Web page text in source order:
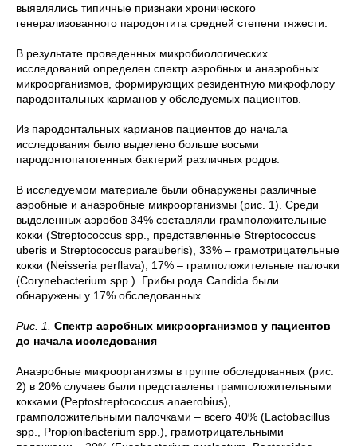
выявлялись типичные признаки хронического
генерализованного пародонтита средней степени тяжести.
В результате проведенных микробиологических
исследований определен спектр аэробных и анаэробных
микроорганизмов, формирующих резидентную микрофлору
пародонтальных карманов у обследуемых пациентов.
Из пародонтальных карманов пациентов до начала
исследования было выделено больше восьми
пародонтопатогенных бактерий различных родов.
В исследуемом материале были обнаружены различные
аэробные и анаэробные микроорганизмы (рис. 1). Среди
выделенных аэробов 34% составляли грамположительные
кокки (Streptococcus spp., представленные Streptococcus
uberis и Streptococcus parauberis), 33% – грамотрицательные
кокки (Neisseria perflava), 17% – грамположительные палочки
(Corynebacterium spp.). Грибы рода Candida были
обнаружены у 17% обследованных.
Рис. 1.
Спектр аэробных микроорганизмов у пациентов
до начала исследования
Анаэробные микроорганизмы в группе обследованных (рис.
2) в 20% случаев были представлены грамположительными
кокками (Peptostreptococcus anaerobius),
грамположительными палочками – всего 40% (Lactobacillus
spp., Propionibacterium spp.), грамотрицательными